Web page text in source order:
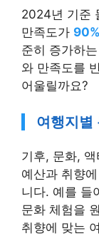
2024년 기준
만족도가 90%
준히 증가하
와 만족도를
어울릴까요?
여행지별
기후, 문화,
예산과 취향
니다. 예를 들
문화 체험을
취향에 맞는